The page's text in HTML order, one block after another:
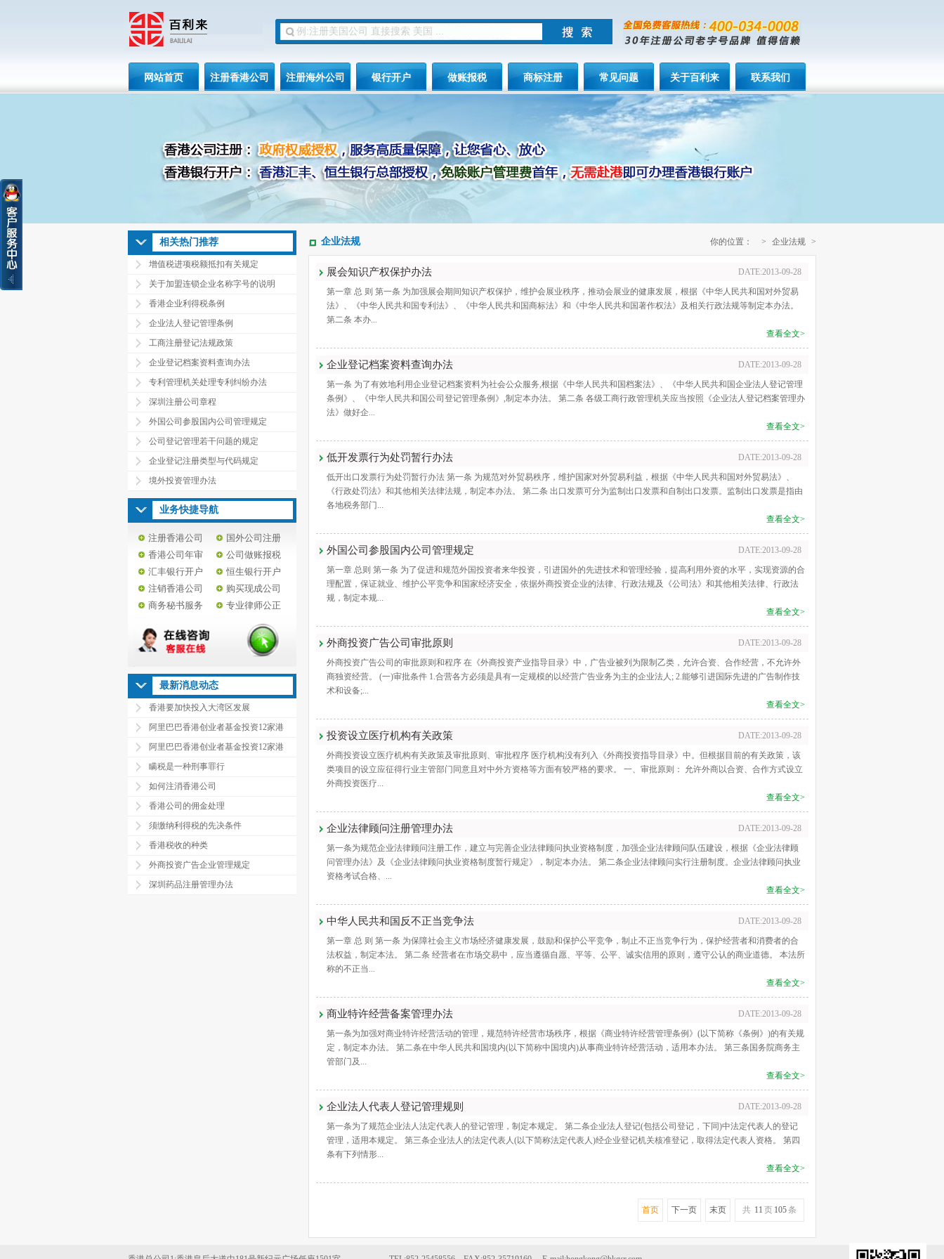
网站首页 注册香港公司 注册海外公司 银行开户 做账报税 商标注册 常见问题 关于百利来 联系我们
相关热门推荐
增值税进项税额抵扣有关规定
关于加盟连锁企业名称字号的说明
香港企业利得税条例
企业法人登记管理条例
工商注册登记法规政策
企业登记档案资料查询办法
专利管理机关处理专利纠纷办法
深圳注册公司章程
外国公司参股国内公司管理规定
公司登记管理若干问题的规定
企业登记注册类型与代码规定
境外投资管理办法
业务快捷导航
注册香港公司
国外公司注册
香港公司年审
公司做账报税
汇丰银行开户
恒生银行开户
注销香港公司
购买现成公司
商务秘书服务
专业律师公正
最新消息动态
香港要加快投入大湾区发展
阿里巴巴香港创业者基金投资12家港
阿里巴巴香港创业者基金投资12家港
瞒税是一种刑事罪行
如何注消香港公司
香港公司的佣金处理
须缴纳利得税的先决条件
香港税收的种类
外商投资广告企业管理规定
深圳药品注册管理办法
你的位置： > 企业法规 >
企业法规
DATE:2013-09-28
展会知识产权保护办法
第一章 总 则 第一条 为加强展会期间知识产权保护，维护会展业秩序，推动会展业的健康发展，根据《中华人民共和国对外贸易
法》、《中华人民共和国专利法》、《中华人民共和国商标法》和《中华人民共和国著作权法》及相关行政法规等制定本办法。
第二条 本办...
查看全文>
DATE:2013-09-28
企业登记档案资料查询办法
第一条 为了有效地利用企业登记档案资料为社会公众服务,根据《中华人民共和国档案法》、《中华人民共和国企业法人登记管理
条例》、《中华人民共和国公司登记管理条例》,制定本办法。 第二条 各级工商行政管理机关应当按照《企业法人登记档案管理办
法》做好企...
查看全文>
DATE:2013-09-28
低开发票行为处罚暂行办法
低开出口发票行为处罚暂行办法 第一条 为规范对外贸易秩序，维护国家对外贸易利益，根据《中华人民共和国对外贸易法》、
《行政处罚法》和其他相关法律法规，制定本办法。 第二条 出口发票可分为监制出口发票和自制出口发票。监制出口发票是指由
各地税务部门...
查看全文>
DATE:2013-09-28
外国公司参股国内公司管理规定
第一章 总则 第一条 为了促进和规范外国投资者来华投资，引进国外的先进技术和管理经验，提高利用外资的水平，实现资源的合
理配置，保证就业、维护公平竞争和国家经济安全，依据外商投资企业的法律、行政法规及《公司法》和其他相关法律、行政法
规，制定本规...
查看全文>
DATE:2013-09-28
外商投资广告公司审批原则
外商投资广告公司的审批原则和程序 在《外商投资产业指导目录》中，广告业被列为限制乙类，允许合资、合作经营，不允许外
商独资经营。 (一)审批条件 1.合营各方必须是具有一定规模的以经营广告业务为主的企业法人; 2.能够引进国际先进的广告制作技
术和设备;...
查看全文>
DATE:2013-09-28
投资设立医疗机构有关政策
外商投资设立医疗机构有关政策及审批原则、审批程序 医疗机构没有列入《外商投资指导目录》中。但根据目前的有关政策，该
类项目的设立应征得行业主管部门同意且对中外方资格等方面有较严格的要求。 一、审批原则： 允许外商以合资、合作方式设立
外商投资医疗...
查看全文>
DATE:2013-09-28
企业法律顾问注册管理办法
第一条为规范企业法律顾问注册工作，建立与完善企业法律顾问执业资格制度，加强企业法律顾问队伍建设，根据《企业法律顾
问管理办法》及《企业法律顾问执业资格制度暂行规定》，制定本办法。 第二条企业法律顾问实行注册制度。企业法律顾问执业
资格考试合格、...
查看全文>
DATE:2013-09-28
中华人民共和国反不正当竞争法
第一章 总 则 第一条 为保障社会主义市场经济健康发展，鼓励和保护公平竞争，制止不正当竞争行为，保护经营者和消费者的合
法权益，制定本法。 第二条 经营者在市场交易中，应当遵循自愿、平等、公平、诚实信用的原则，遵守公认的商业道德。 本法所
称的不正当...
查看全文>
DATE:2013-09-28
商业特许经营备案管理办法
第一条为加强对商业特许经营活动的管理，规范特许经营市场秩序，根据《商业特许经营管理条例》(以下简称《条例》)的有关规
定，制定本办法。 第二条在中华人民共和国境内(以下简称中国境内)从事商业特许经营活动，适用本办法。 第三条国务院商务主
管部门及...
查看全文>
DATE:2013-09-28
企业法人代表人登记管理规则
第一条为了规范企业法人法定代表人的登记管理，制定本规定。 第二条企业法人登记(包括公司登记，下同)中法定代表人的登记
管理，适用本规定。 第三条企业法人的法定代表人(以下简称法定代表人)经企业登记机关核准登记，取得法定代表人资格。 第四
条有下列情形...
查看全文>
首页 下一页 末页 共 11 页 105条